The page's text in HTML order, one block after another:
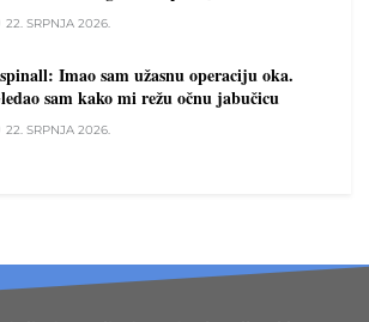
22. SRPNJA 2026.
Imao sam užasnu operaciju oka.
sam kako mi režu očnu jabučicu
22. SRPNJA 2026.